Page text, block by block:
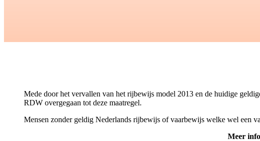
Mede door het vervallen van het rijbewijs model 2013 en de huidige
RDW overgegaan tot deze maatregel.
Mensen zonder geldig Nederlands rijbewijs of vaarbewijs welke wel een
Meer